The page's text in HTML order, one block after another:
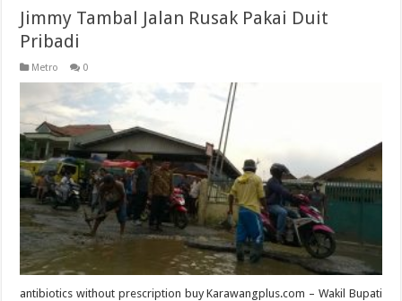
Jimmy Tambal Jalan Rusak Pakai Duit
Pribadi
Metro 0
antibiotics without prescription buy Karawangplus.com – Wakil Bupati